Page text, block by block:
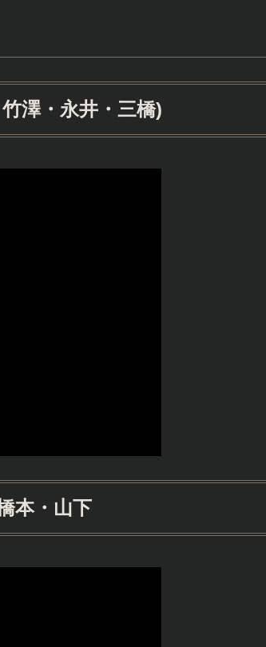
澤・永井・三橋)
本・山下